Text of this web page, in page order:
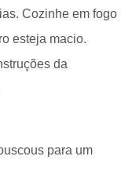
Cozinhe em fogo
esteja macio.
da
para um